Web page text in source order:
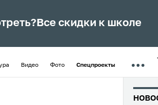
Все скидки к школе
Видео Фото Спецпроекты